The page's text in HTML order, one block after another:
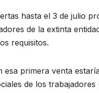
hasta el 3 de julio
de la extinta
requisitos.
esa primera venta
de los